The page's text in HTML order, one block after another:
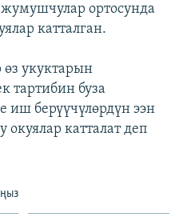
ортосунда
катталган.
укуктарын
тартибин буза
иш берүүчүлөрдүн ээн
катталат деп